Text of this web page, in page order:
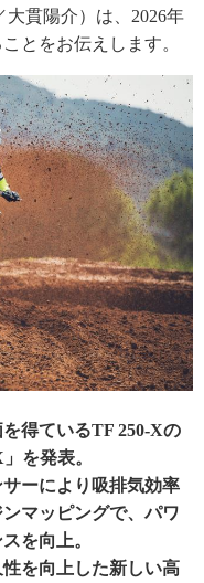
貫陽介）は、2026年
とをお伝えします。
得ているTF 250-Xの
を発表。
ーにより吸排気効率
マッピングで、パワ
を向上。
を向上した新しい高